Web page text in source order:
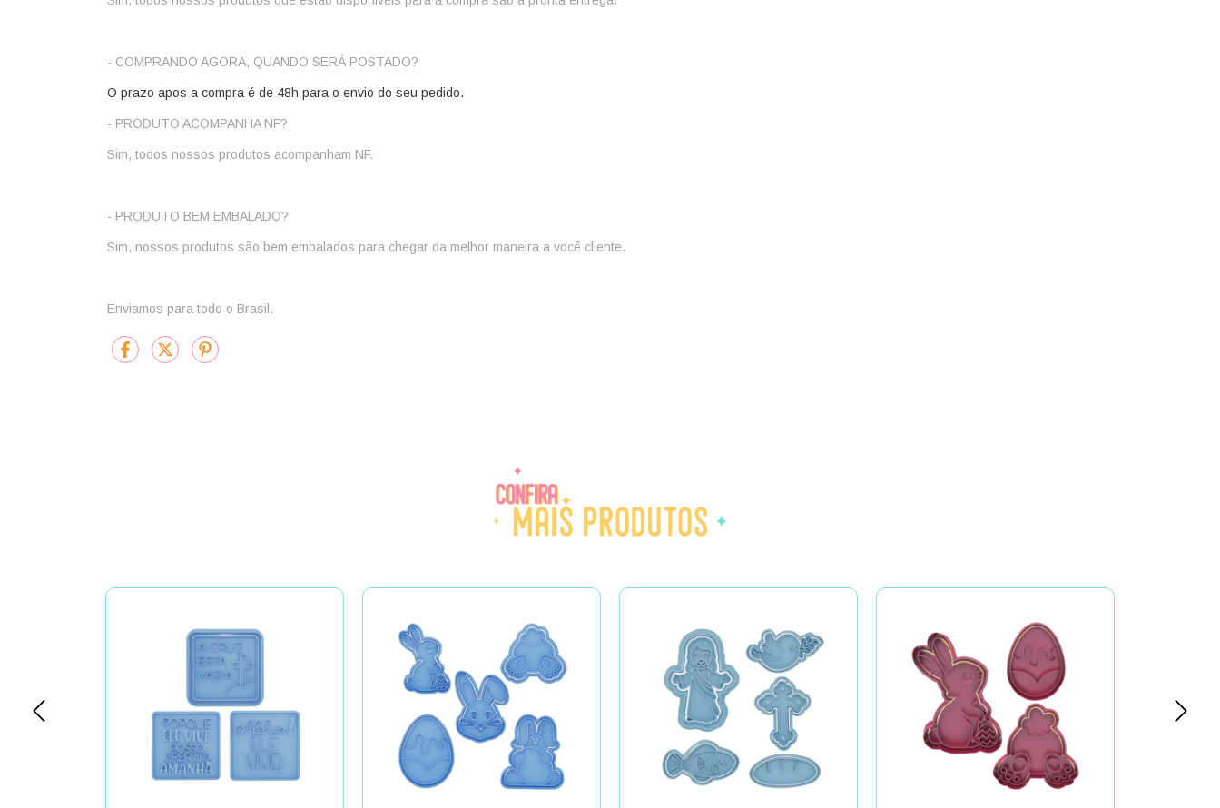
- COMPRANDO AGORA, QUANDO SERÁ POSTADO?
O prazo apos a compra é de 48h para o envio do seu pedido.
- PRODUTO ACOMPANHA NF?
Sim, todos nossos produtos acompanham NF.
- PRODUTO BEM EMBALADO?
Sim, nossos produtos são bem embalados para chegar da melhor maneira a você cliente.
Enviamos para todo o Brasil.